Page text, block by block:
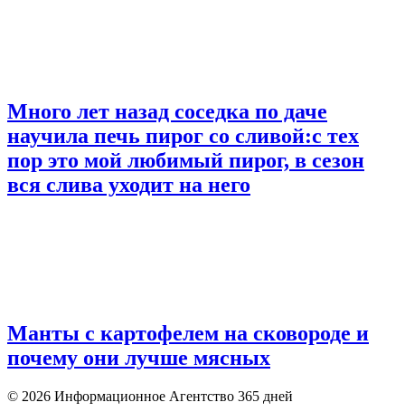
Много лет назад соседка по даче
научила печь пирог со сливой:с тех
пор это мой любимый пирог, в сезон
вся слива уходит на него
Манты с картофелем на сковороде и
почему они лучше мясных
© 2026 Информационное Агентство 365 дней